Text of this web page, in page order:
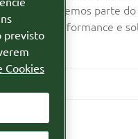
fazemos parte
performance e
previsto
Cookies